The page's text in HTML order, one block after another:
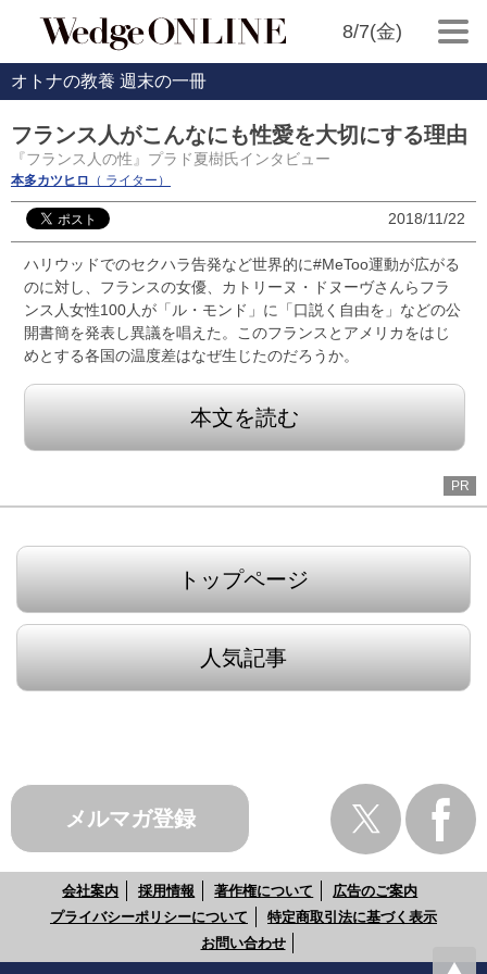
8/7(金)
オトナの教養 週末の一冊
フランス人がこんなにも性愛を大切にする理由
『フランス人の性』プラド夏樹氏インタビュー
本多カツヒロ （ ライター）
2018/11/22
ハリウッドでのセクハラ告発など世界的に#MeToo運動が広がる
のに対し、フランスの女優、カトリーヌ・ドヌーヴさんらフラ
ンス人女性100人が「ル・モンド」に「口説く自由を」などの公
開書簡を発表し異議を唱えた。このフランスとアメリカをはじ
めとする各国の温度差はなぜ生じたのだろうか。
本文を読む
PR
トップページ
人気記事
メルマガ登録
会社案内 採用情報 著作権について
広告のご案内
プライバシーポリシーについて
特定商取引法に基づく表示
お問い合わせ